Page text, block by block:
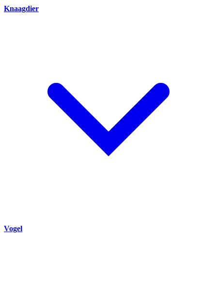
Knaagdier
Vogel